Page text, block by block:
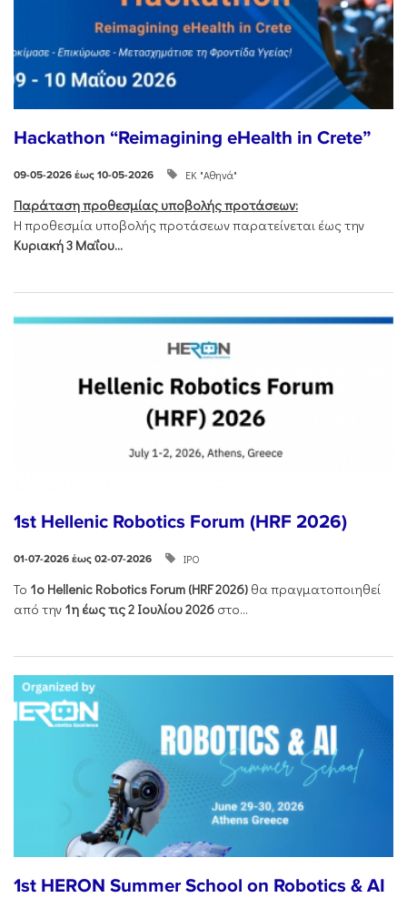
Hackathon “Reimagining eHealth in Crete”
09-05-2026 έως 10-05-2026 ΕΚ "Αθηνά"
Παράταση προθεσμίας υποβολής προτάσεων:
Η προθεσμία υποβολής προτάσεων παρατείνεται έως την
Κυριακή 3 Μαΐου...
1st Hellenic Robotics Forum (HRF 2026)
01-07-2026 έως 02-07-2026 ΙΡΟ
Το 1ο Hellenic Robotics Forum (HRF2026) θα πραγματοποιηθεί
από την 1η έως τις 2 Ιουλίου 2026 στο...
1st HERON Summer School on Robotics & AI